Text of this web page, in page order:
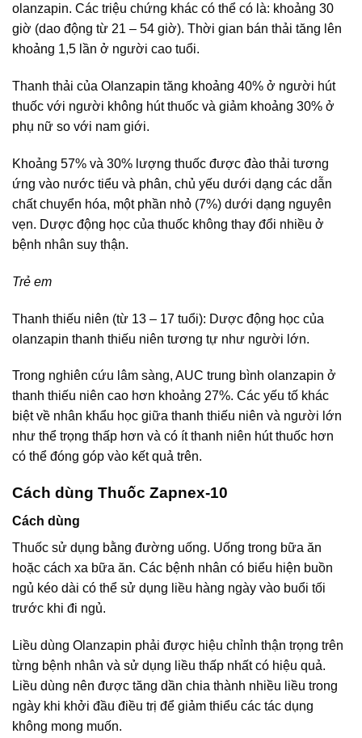
olanzapin. Các triệu chứng khác có thể có là: khoảng 30
giờ (dao động từ 21 – 54 giờ). Thời gian bán thải tăng lên
khoảng 1,5 lần ở người cao tuổi.
Thanh thải của Olanzapin tăng khoảng 40% ở người hút
thuốc với người không hút thuốc và giảm khoảng 30% ở
phụ nữ so với nam giới.
Khoảng 57% và 30% lượng thuốc được đào thải tương
ứng vào nước tiểu và phân, chủ yếu dưới dạng các dẫn
chất chuyển hóa, một phần nhỏ (7%) dưới dạng nguyên
vẹn. Dược động học của thuốc không thay đổi nhiều ở
bệnh nhân suy thận.
Trẻ em
Thanh thiếu niên (từ 13 – 17 tuổi): Dược động học của
olanzapin thanh thiếu niên tương tự như người lớn.
Trong nghiên cứu lâm sàng, AUC trung bình olanzapin ở
thanh thiếu niên cao hơn khoảng 27%. Các yếu tố khác
biệt về nhân khẩu học giữa thanh thiếu niên và người lớn
như thể trọng thấp hơn và có ít thanh niên hút thuốc hơn
có thể đóng góp vào kết quả trên.
Cách dùng Thuốc Zapnex-10
Cách dùng
Thuốc sử dụng bằng đường uống. Uống trong bữa ăn
hoặc cách xa bữa ăn. Các bệnh nhân có biểu hiện buồn
ngủ kéo dài có thể sử dụng liều hàng ngày vào buổi tối
trước khi đi ngủ.
Liều dùng Olanzapin phải được hiệu chỉnh thận trọng trên
từng bệnh nhân và sử dụng liều thấp nhất có hiệu quả.
Liều dùng nên được tăng dần chia thành nhiều liều trong
ngày khi khởi đầu điều trị để giảm thiểu các tác dụng
không mong muốn.